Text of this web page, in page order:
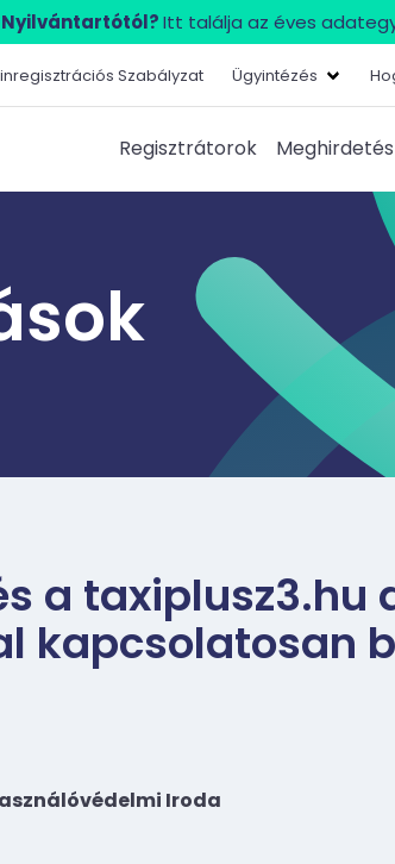
Itt találja az éves
Szabályzat Ügyintézés
Regisztrátorok Meghirdetés
a taxiplusz3.hu
kapcsolatosan
Iroda